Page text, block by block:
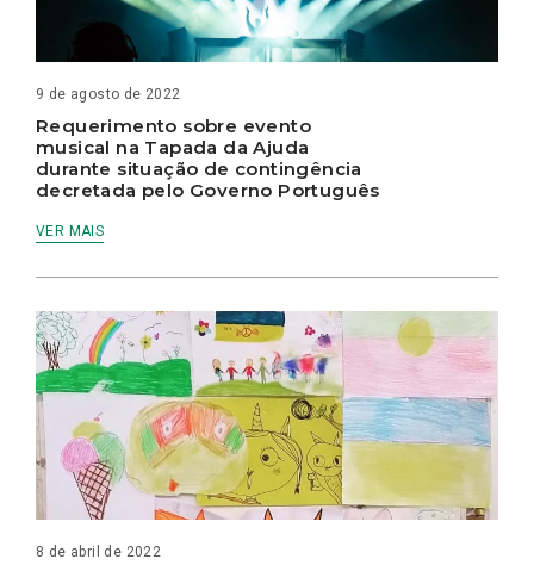
9 de agosto de 2022
Requerimento sobre evento
musical na Tapada da Ajuda
durante situação de contingência
decretada pelo Governo Português
VER MAIS
8 de abril de 2022